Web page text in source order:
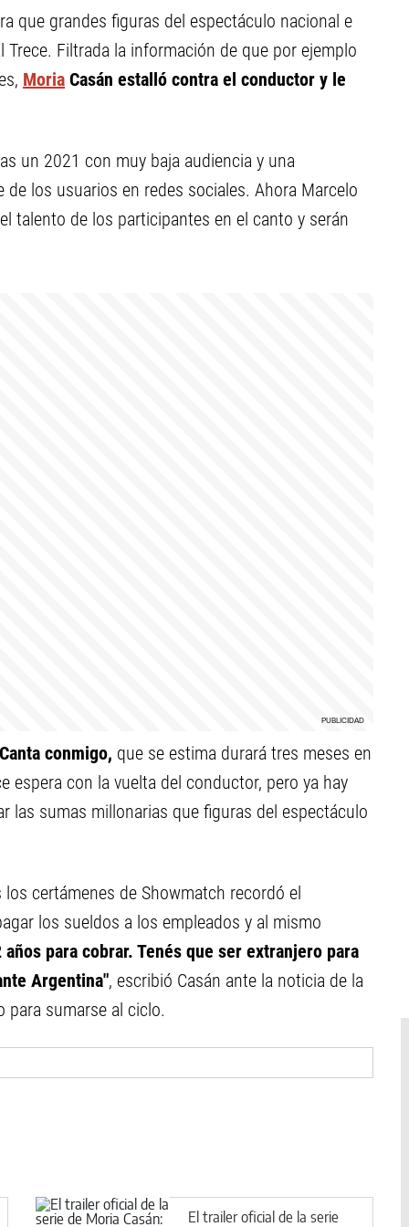
que grandes figuras del espectáculo nacional e
Trece. Filtrada la información de que por ejemplo
Moria Casán estalló contra el conductor y le
un 2021 con muy baja audiencia y una
los usuarios en redes sociales. Ahora Marcelo
talento de los participantes en el canto y serán
conmigo, que se estima durará tres meses en
espera con la vuelta del conductor, pero ya hay
las sumas millonarias que figuras del espectáculo
certámenes de Showmatch recordó el
los sueldos a los empleados y al mismo
para cobrar. Tenés que ser extranjero para
Argentina", escribió Casán ante la noticia de la
para sumarse al ciclo.
El trailer oficial de la serie